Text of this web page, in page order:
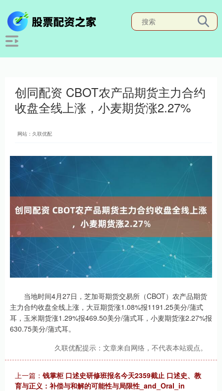
创同配资 CBOT农产品期货主力合约
收盘全线上涨，小麦期货涨2.27%
网站：久联优配
当地时间4月27日，芝加哥期货交易所（CBOT）农产品期货
主力合约收盘全线上涨，大豆期货涨1.08%报1191.25美分/蒲式
耳，玉米期货涨1.29%报469.50美分/蒲式耳，小麦期货涨2.27%报
630.75美分/蒲式耳。
久联优配提示：文章来自网络，不代表本站观点。
上一篇： 钱掌柜 口述史研修班报名今天2359截止 口述史、教
育与正义：补偿与和解的可能性与局限性_and_Oral_in